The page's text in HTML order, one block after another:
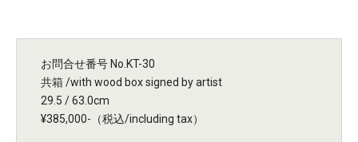
お問合せ番号 No.KT-30
共箱 /with wood box signed by artist
29.5 / 63.0cm
¥385,000-（税込/including tax）